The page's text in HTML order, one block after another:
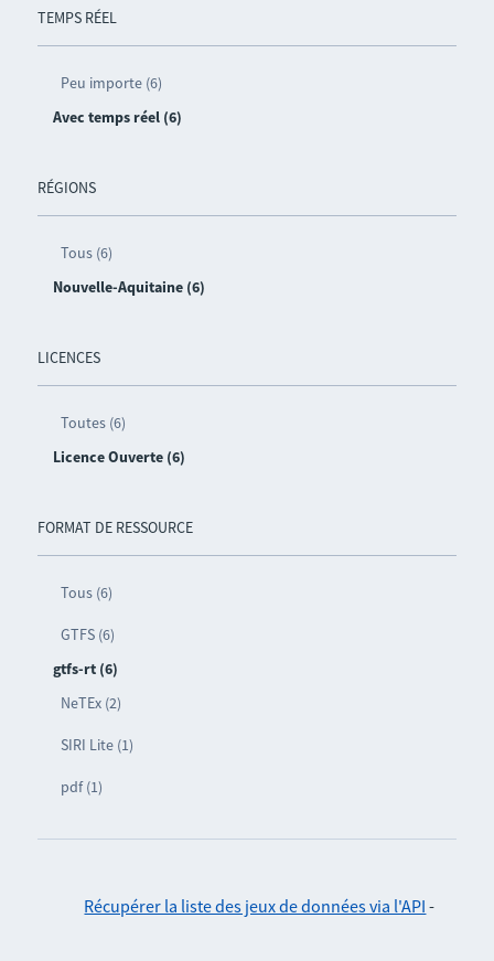
TEMPS RÉEL
Peu importe (6)
Avec temps réel (6)
RÉGIONS
Tous (6)
Nouvelle-Aquitaine (6)
LICENCES
Toutes (6)
Licence Ouverte (6)
FORMAT DE RESSOURCE
Tous (6)
GTFS (6)
gtfs-rt (6)
NeTEx (2)
SIRI Lite (1)
pdf (1)
Récupérer la liste des jeux de données via l'API -